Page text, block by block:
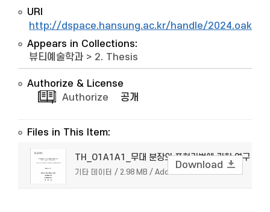
URI
http://dspace.hansung.ac.kr/handle/2024.oak/
Appears in Collections:
뷰티예술학과 > 2. Thesis
Authorize & License
Authorize
공개
Files in This Item:
TH_O1A1A1_무대 분장의 표현기법에 관한 연구
기타 데이터 / 2.98 MB / Adobe PDF
Download